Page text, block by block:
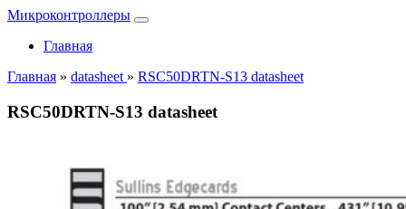
Микроконтроллеры
Главная
Главная » datasheet » RSC50DRTN-S13 datasheet
RSC50DRTN-S13 datasheet